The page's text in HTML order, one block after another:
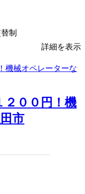
制
詳細を表示
２００円！機
市